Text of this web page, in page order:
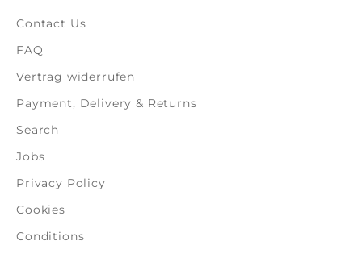
Contact Us
FAQ
Vertrag widerrufen
Payment, Delivery & Returns
Search
Jobs
Privacy Policy
Cookies
Conditions